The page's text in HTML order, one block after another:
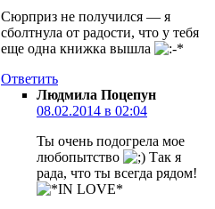
Сюрприз не получился — я
сболтнула от радости, что у тебя
еще одна книжка вышла
Ответить
Людмила Поцепун
08.02.2014 в 02:04
Ты очень подогрела мое
любопытство
Так я
рада, что ты всегда рядом!